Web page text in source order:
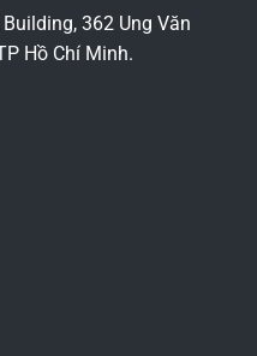
362 Ung Văn
Hồ Chí Minh.